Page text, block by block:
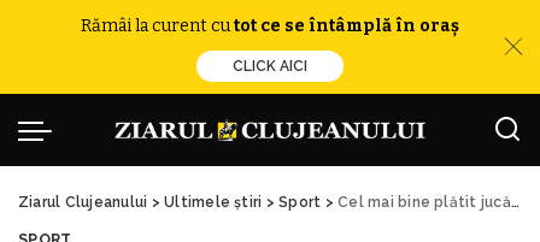
Rămâi la curent cutot ce se întâmplă în oraș
CLICK AICI
Ziarul Clujeanului >Ultimele știri >Sport >Cel mai bine plătit jucător din Superligă este la CFR Cluj și încasează un salariu uriaș pentru România